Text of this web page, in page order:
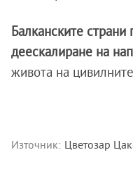
Балканските страни
деескалиране на
живота на
Източник: Цветозар